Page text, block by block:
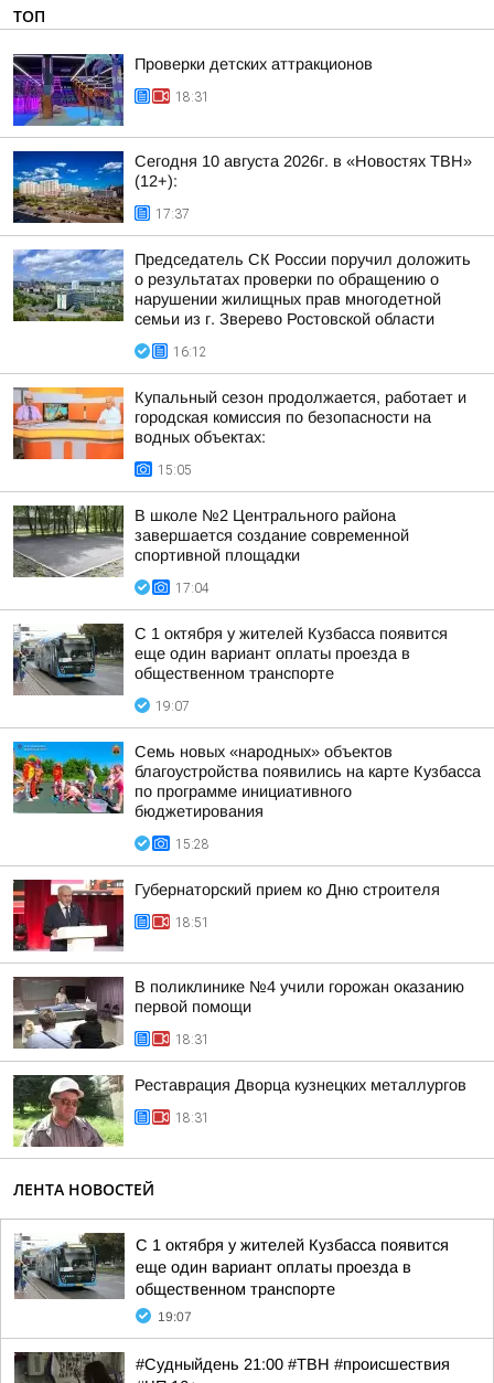
ТОП
Проверки детских аттракционов
18:31
Сегодня 10 августа 2026г. в «Новостях ТВН»
(12+):
17:37
Председатель СК России поручил доложить
о результатах проверки по обращению о
нарушении жилищных прав многодетной
семьи из г. Зверево Ростовской области
16:12
Купальный сезон продолжается, работает и
городская комиссия по безопасности на
водных объектах:
15:05
В школе №2 Центрального района
завершается создание современной
спортивной площадки
17:04
С 1 октября у жителей Кузбасса появится
еще один вариант оплаты проезда в
общественном транспорте
19:07
Семь новых «народных» объектов
благоустройства появились на карте Кузбасса
по программе инициативного
бюджетирования
15:28
Губернаторский прием ко Дню строителя
18:51
В поликлинике №4 учили горожан оказанию
первой помощи
18:31
Реставрация Дворца кузнецких металлургов
18:31
ЛЕНТА НОВОСТЕЙ
С 1 октября у жителей Кузбасса появится
еще один вариант оплаты проезда в
общественном транспорте
19:07
#Судныйдень 21:00 #ТВН #происшествия